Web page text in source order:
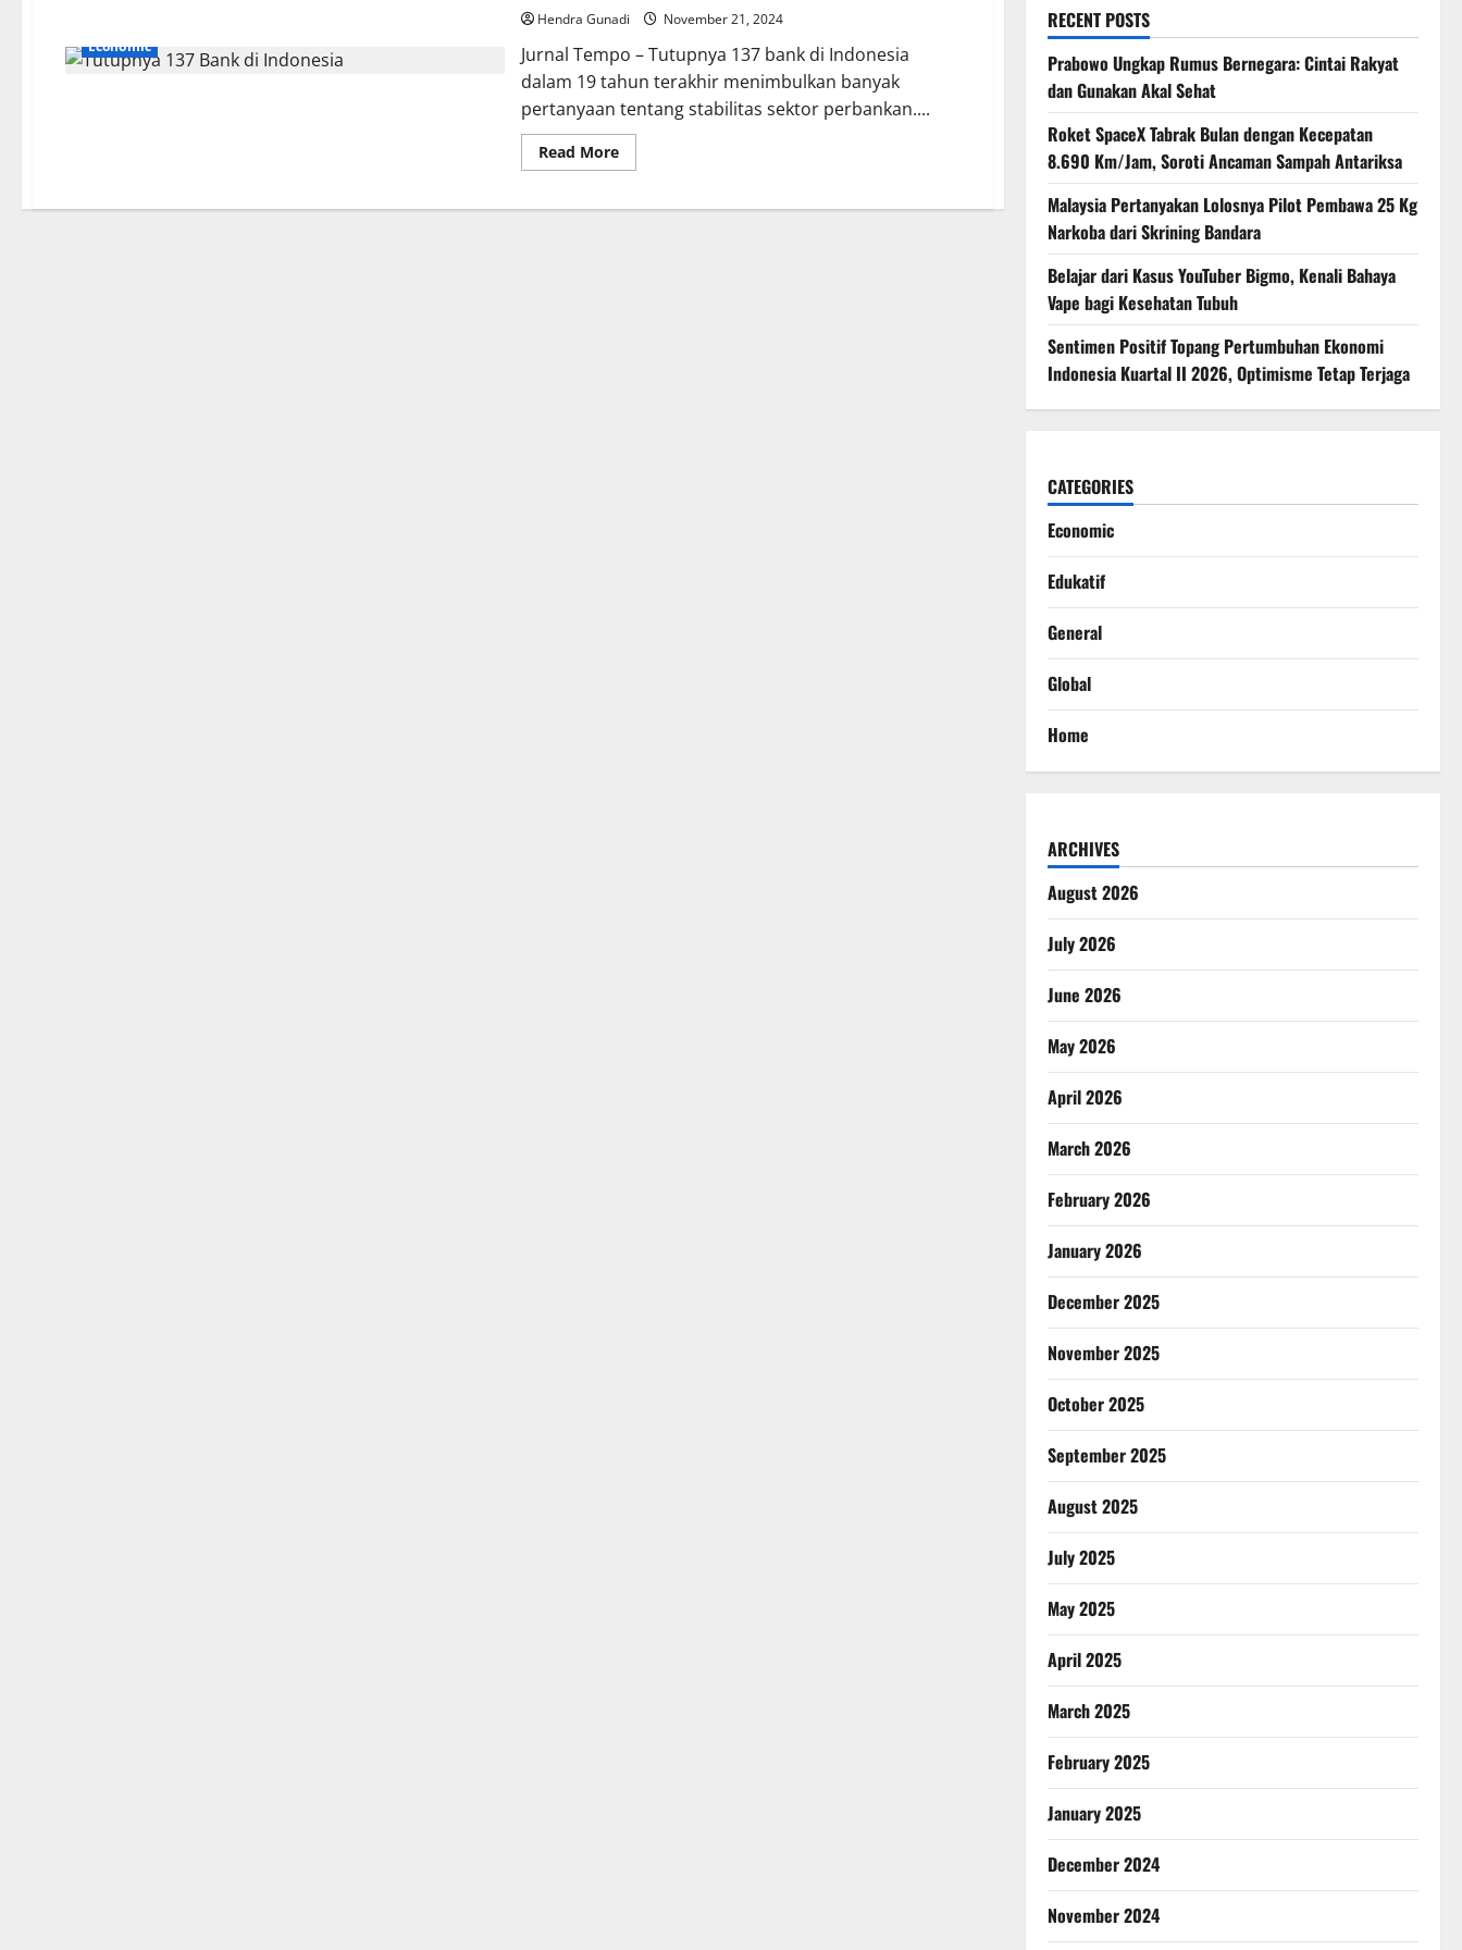
Economic
Hendra Gunadi November 21, 2024
Jurnal Tempo – Tutupnya 137 bank di Indonesia
dalam 19 tahun terakhir menimbulkan banyak
pertanyaan tentang stabilitas sektor perbankan....
Read MoreRead
more
Perbankan
RECENT POSTS
Prabowo Ungkap Rumus Bernegara: Cintai Rakyat
dan Gunakan Akal Sehat
Roket SpaceX Tabrak Bulan dengan Kecepatan
8.690 Km/Jam, Soroti Ancaman Sampah Antariksa
Malaysia Pertanyakan Lolosnya Pilot Pembawa 25 Kg
Narkoba dari Skrining Bandara
Belajar dari Kasus YouTuber Bigmo, Kenali Bahaya
Vape bagi Kesehatan Tubuh
Sentimen Positif Topang Pertumbuhan Ekonomi
Indonesia Kuartal II 2026, Optimisme Tetap Terjaga
CATEGORIES
Economic
Edukatif
General
Global
Home
ARCHIVES
August 2026
July 2026
June 2026
May 2026
April 2026
March 2026
February 2026
January 2026
December 2025
November 2025
October 2025
September 2025
August 2025
July 2025
May 2025
April 2025
March 2025
February 2025
January 2025
December 2024
November 2024